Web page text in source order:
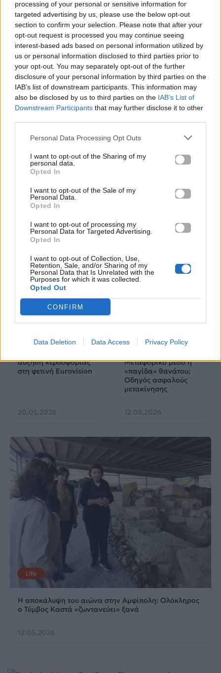
processing of your personal or sensitive information for
targeted advertising by us, please use the below opt-out
section to confirm your selection. Please note that after your
opt-out request is processed you may continue seeing
interest-based ads based on personal information utilized by
us or personal information disclosed to third parties prior to
your opt-out. You may separately opt-out of the further
disclosure of your personal information by third parties on the
IAB’s list of downstream participants. This information may
also be disclosed by us to third parties on the IAB’s List of
Downstream Participants that may further disclose it to other
Personal Data Processing Opt Outs
I want to opt-out of the Sharing of my
personal data.
Opted In
I want to opt-out of the Sale of my
Personal Data.
Opted In
I want to opt-out of processing my
Personal Data for Targeted Advertising.
Opted In
I want to opt-out of Collection, Use,
Retention, Sale, and/or Sharing of my
Personal Data that Is Unrelated with the
Purposes for which it was collected.
Opted Out
CONFIRM
Data Deletion Data Access Privacy Policy
Πανελλαδικές 2026:
Στην κορυφή των
βαθμολογιών η
Λαρισαία Ιωάννα
Παπακώστα με 19.780
μόρια
26.06.2026
Μία κάρτα για όλες τις
προνοιακές παροχές!
26.06.2026
Life
Πού να μην
κολυμπήσεις στην
Αττική: Οι 29
25.06.2026
Life
νέους επιστήμονες με
AKTOR4TheFuture
αύξηση κερδοφορίας
στη φετινή Eurovision
20.05.2026
Μεταφορικό μέσο ή
«παγίδα» θανάτου;
Οδηγός ασφαλούς
μετακίνησης
12.05.2026
Life
Η αποκάλυψη του αιώνα στην Αμφίπολη: Ολόκληρος
ο Τύμβος Καστά «ζωντανεύει» ξανά
12.05.2026